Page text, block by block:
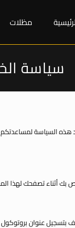
مظلات
سياسة
السياسة
بك أثناء تصفحك